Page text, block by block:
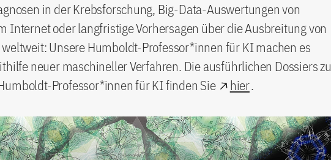
in der Krebsforschung, Big-Data-Auswertungen von
Internet oder langfristige Vorhersagen über die Ausbreitung von
Unsere Humboldt-Professor*innen für KI machen es
neuer maschineller Verfahren. Die ausführlichen Dossiers zu
Professor*innen für KI finden Sie
hier.